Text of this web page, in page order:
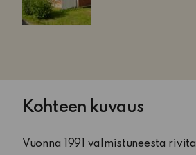
Kohteen kuvaus
Vuonna 1991 valmistuneesta